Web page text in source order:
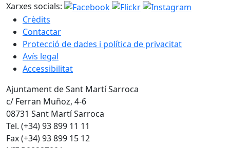
Xarxes socials:
Crèdits
Contactar
Protecció de dades i política de privacitat
Avís legal
Accessibilitat
Ajuntament de Sant Martí Sarroca
c/ Ferran Muñoz, 4-6
08731 Sant Martí Sarroca
Tel. (+34) 93 899 11 11
Fax (+34) 93 899 15 12